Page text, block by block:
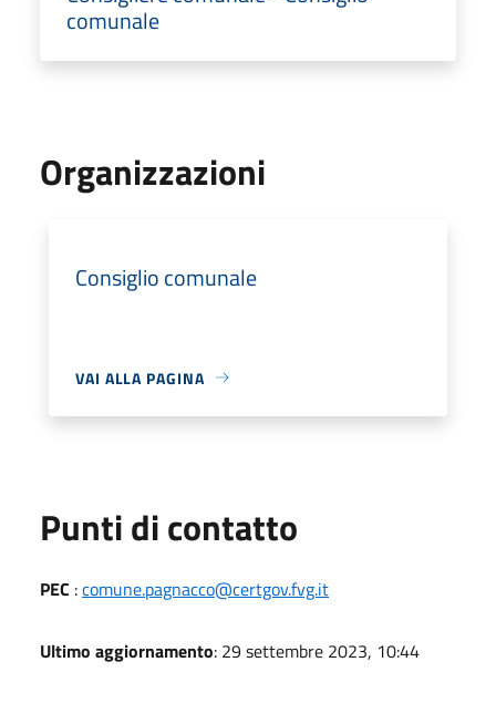
comunale
Organizzazioni
Consiglio comunale
VAI ALLA PAGINA
Punti di contatto
PEC :comune.pagnacco@certgov.fvg.it
Ultimo aggiornamento: 29 settembre 2023, 10:44